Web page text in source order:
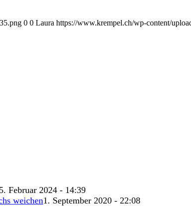
0 0 Laura https://www.krempel.ch/wp-content/
Februar 2024 - 14:39
weichen1. September 2020 - 22:08